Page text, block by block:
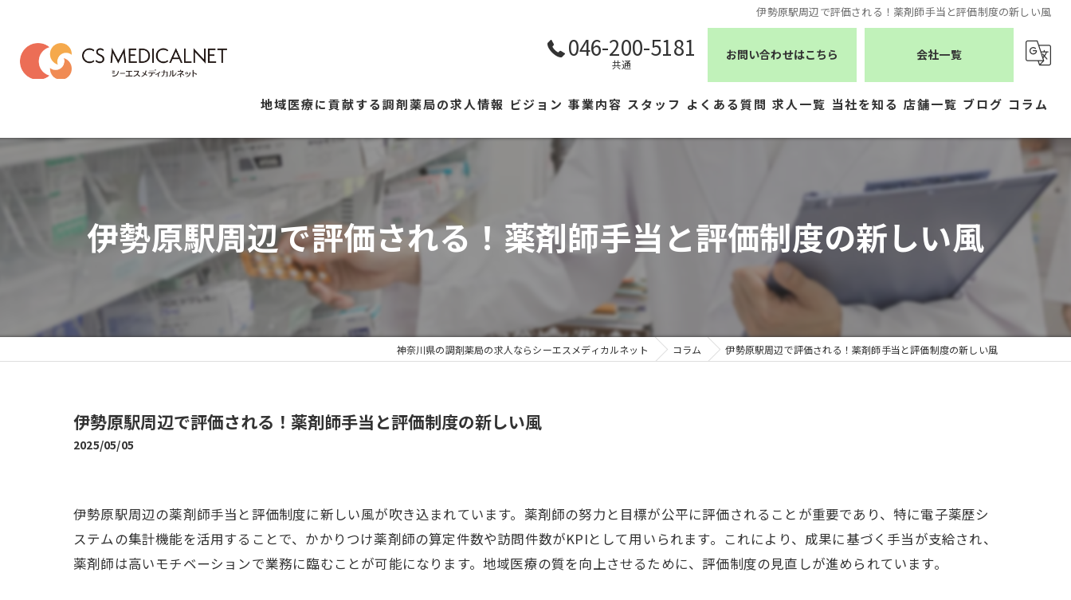
伊勢原駅周辺で評価される！薬剤師手当と評価制度の新しい風
046-200-5181
共通
お問い合わせはこちら 会社一覧
地域医療に貢献する調剤薬局の求人情報 ビジョン 事業内容 スタッフ よくある質問 求人一覧 当社を知る
医療事務
正社員
パート
店舗一覧
シーエスメディカルネット
株式会社ジェムス
株式会社かもめ薬局
有限会社トレーフル
ブログ コラム
伊勢原駅周辺で評価される！薬剤師手当と評価制度の新しい風
神奈川県の調剤薬局の求人ならシーエスメディカルネット コラム 伊勢原駅周辺で評価される！薬剤師手当と評価制度の新しい風
伊勢原駅周辺で評価される！薬剤師手当と評価制度の新しい風
2025/05/05
伊勢原駅周辺の薬剤師手当と評価制度に新しい風が吹き込まれています。薬剤師の努力と目標が公平に評価されることが重要であり、特に電子薬歴シ
ステムの集計機能を活用することで、かかりつけ薬剤師の算定件数や訪問件数がKPIとして用いられます。これにより、成果に基づく手当が支給され、
薬剤師は高いモチベーションで業務に臨むことが可能になります。地域医療の質を向上させるために、評価制度の見直しが進められています。